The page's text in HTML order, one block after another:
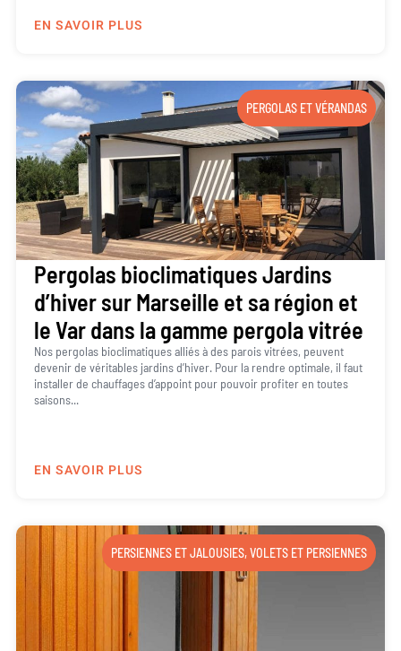
EN SAVOIR PLUS
PERGOLAS ET VÉRANDAS
Pergolas bioclimatiques Jardins
d’hiver sur Marseille et sa région et
le Var dans la gamme pergola vitrée
Nos pergolas bioclimatiques alliés à des parois vitrées, peuvent
devenir de véritables jardins d’hiver. Pour la rendre optimale, il faut
installer de chauffages d’appoint pour pouvoir profiter en toutes
saisons...
EN SAVOIR PLUS
PERSIENNES ET JALOUSIES,VOLETS ET PERSIENNES